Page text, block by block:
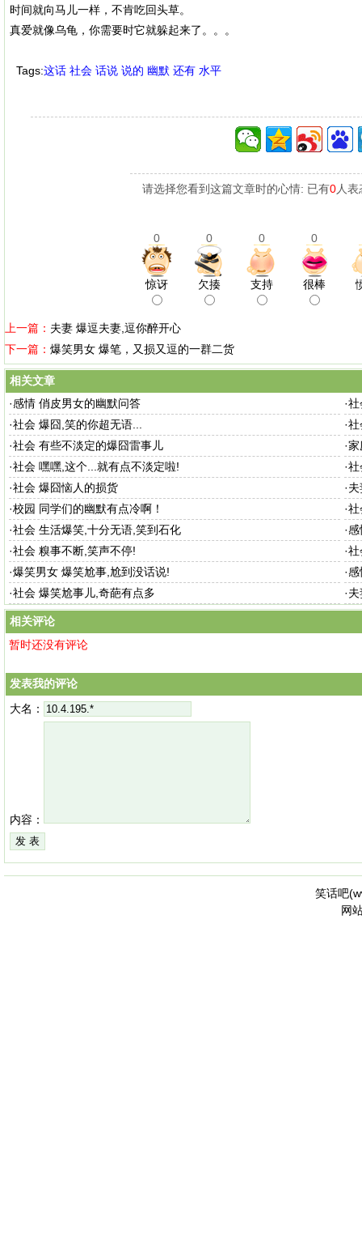
时间就向马儿一样，不肯吃回头草。
真爱就像乌龟，你需要时它就躲起来了。。。
Tags:这话 社会 话说 说的 幽默 还有 水平
请选择您看到这篇文章时的心情: 已有0人
0 0 0 0
惊讶 欠揍 支持 很棒
上一篇： 夫妻 爆逗夫妻,逗你醉开心
下一篇： 爆笑男女 爆笔，又损又逗的一群二货
相关文章
·感情 俏皮男女的幽默问答 ·社
·社会 爆囧,笑的你超无语... ·社
·社会 有些不淡定的爆囧雷事儿 ·家
·社会 嘿嘿,这个...就有点不淡定啦! ·社
·社会 爆囧恼人的损货 ·
·校园 同学们的幽默有点冷啊！ ·社
·社会 生活爆笑,十分无语,笑到石化 ·感
·社会 糗事不断,笑声不停! ·社
·爆笑男女 爆笑尬事,尬到没话说! ·感
·社会 爆笑尬事儿,奇葩有点多 ·
相关评论
暂时还没有评论
发表我的评论
大名：
内容：
笑话吧(
网